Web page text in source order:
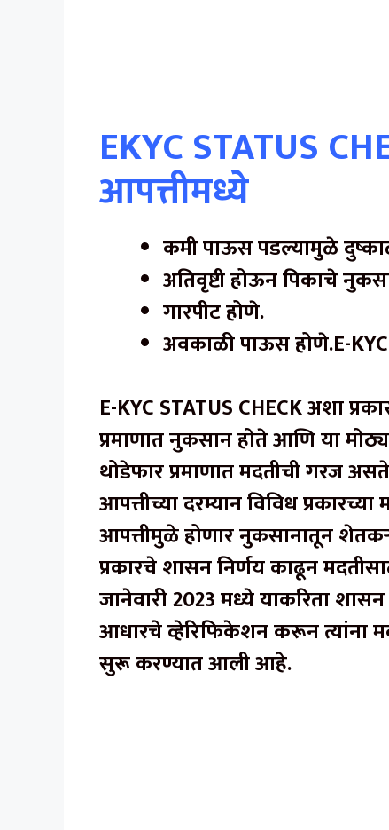
EKYC STATUS
आपत्तीमध्ये
कमी पाऊस पडल्यामुळे
अतिवृष्टी होऊन पिकाचे
गारपीट होणे.
अवकाळी पाऊस होणे.E-
E-KYC STATUS CHECK अशा
प्रमाणात नुकसान होते आणि या
थोडेफार प्रमाणात मदतीची गरज
आपत्तीच्या दरम्यान विविध
आपत्तीमुळे होणार नुकसानातून
प्रकारचे शासन निर्णय काढून
जानेवारी 2023 मध्ये याकरिता शासन
आधारचे व्हेरिफिकेशन करून त्यांना
सुरू करण्यात आली आहे.